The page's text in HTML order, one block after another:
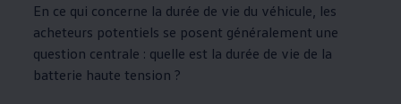
En ce qui concerne la durée de vie du véhicule, les
acheteurs potentiels se posent généralement une
question centrale : quelle est la durée de vie de la
batterie haute tension ?